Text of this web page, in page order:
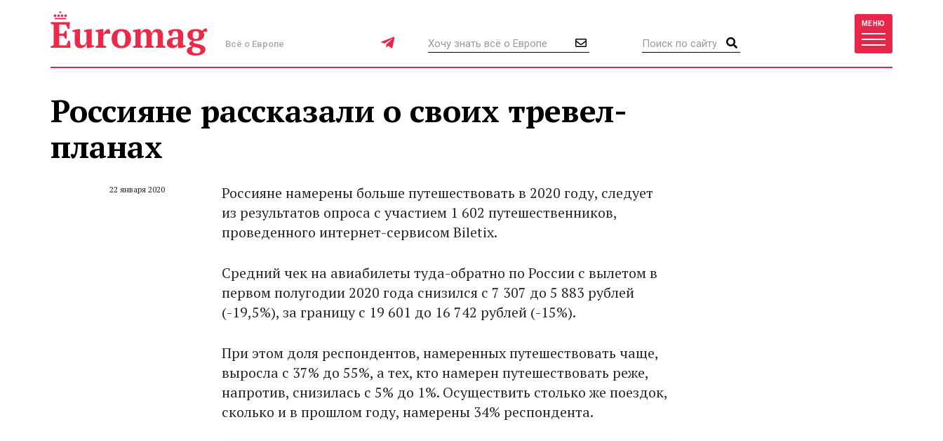
Всё о Европе
МЕНЮ
Россияне рассказали о своих тревел-
планах
22 января 2020
Россияне намерены больше путешествовать в 2020 году, следует
из результатов опроса с участием 1 602 путешественников,
проведенного интернет-сервисом Biletix.
Средний чек на авиабилеты туда-обратно по России с вылетом в
первом полугодии 2020 года снизился с 7 307 до 5 883 рублей
(-19,5%), за границу с 19 601 до 16 742 рублей (-15%).
При этом доля респондентов, намеренных путешествовать чаще,
выросла с 37% до 55%, а тех, кто намерен путешествовать реже,
напротив, снизилась с 5% до 1%. Осуществить столько же поездок,
сколько и в прошлом году, намерены 34% респондента.